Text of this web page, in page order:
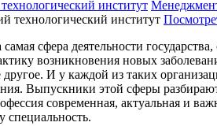
институт
сфера деятельности
возникновения новых
И у каждой из таких
Выпускники этой сферы
современная, актуальная и
специальность.